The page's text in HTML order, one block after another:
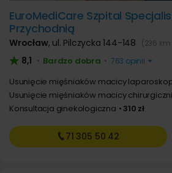
EuroMediCare Szpital
Przychodnią
Wrocław, ul. Pilczycka 144-148 (236
8,1 • Bardzo dobra • 763 opinii
Usunięcie mięśniaków macicy
Usunięcie mięśniaków macicy
Konsultacja ginekologiczna
310 zł
71 305 50 42